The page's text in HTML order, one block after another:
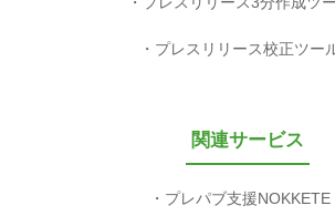
プレスリリース校正ツー
関連サービス
プレパブ支援NOKKETE